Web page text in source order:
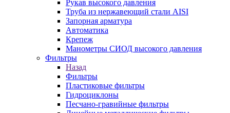
Рукав высокого давления
Труба из нержавеющий стали AISI
Запорная арматура
Автоматика
Крепеж
Манометры СИОД высокого давления
Фильтры
Назад
Фильтры
Пластиковые фильтры
Гидроциклоны
Песчано-гравийные фильтры